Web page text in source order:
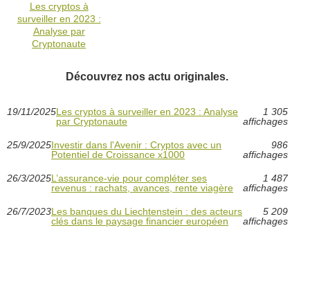
Les cryptos à
surveiller en 2023 :
Analyse par
Cryptonaute
Découvrez nos actu originales.
19/11/2025Les cryptos à surveiller en 2023 : Analyse
par Cryptonaute
1 305
affichages
25/9/2025Investir dans l'Avenir : Cryptos avec un
Potentiel de Croissance x1000
986
affichages
26/3/2025L’assurance-vie pour compléter ses
revenus : rachats, avances, rente viagère
1 487
affichages
26/7/2023Les banques du Liechtenstein : des acteurs
clés dans le paysage financier européen
5 209
affichages